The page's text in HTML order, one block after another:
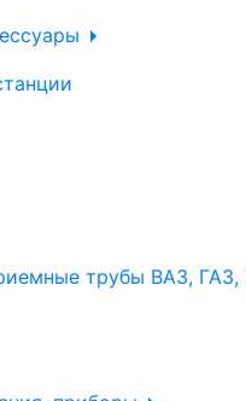
трубы ВАЗ, ГАЗ,